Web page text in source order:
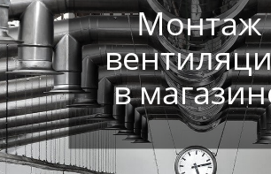
Монтаж
в